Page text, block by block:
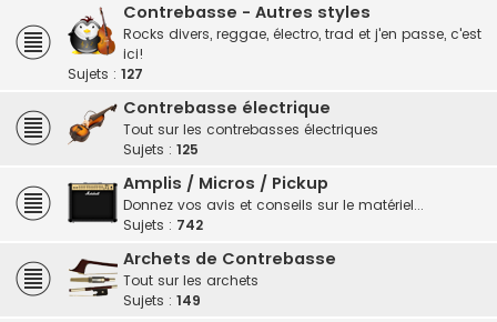
Contrebasse - Autres styles
Rocks divers, reggae, électro, trad et j'en passe, c'est
ici!
Sujets : 127
Contrebasse électrique
Tout sur les contrebasses électriques
Sujets : 125
Amplis / Micros / Pickup
Donnez vos avis et conseils sur le matériel...
Sujets : 742
Archets de Contrebasse
Tout sur les archets
Sujets : 149